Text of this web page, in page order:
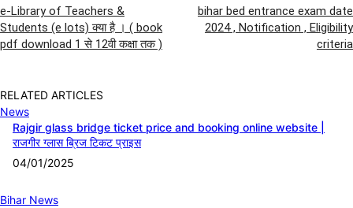
e-Library of Teachers &
Students (e lots) क्या है । ( book
pdf download 1 से 12वी कक्षा तक )
bihar bed entrance exam date
2024 , Notification , Eligibility
criteria
RELATED ARTICLES
News
Rajgir glass bridge ticket price and booking online website |
राजगीर ग्लास ब्रिज टिकट प्राइस
04/01/2025
Bihar News